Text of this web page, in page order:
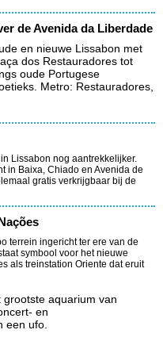
de Avenida da Liberdade
en nieuwe Lissabon met
dos Restauradores tot
oude Portugese
Metro: Restauradores,
Lissabon nog aantrekkelijker.
in Baixa, Chiado en Avenida de
gratis verkrijgbaar bij de
terrein ingericht ter ere van de
symbool voor het nieuwe
als treinstation Oriente dat eruit
grootste aquarium van
en
een ufo.